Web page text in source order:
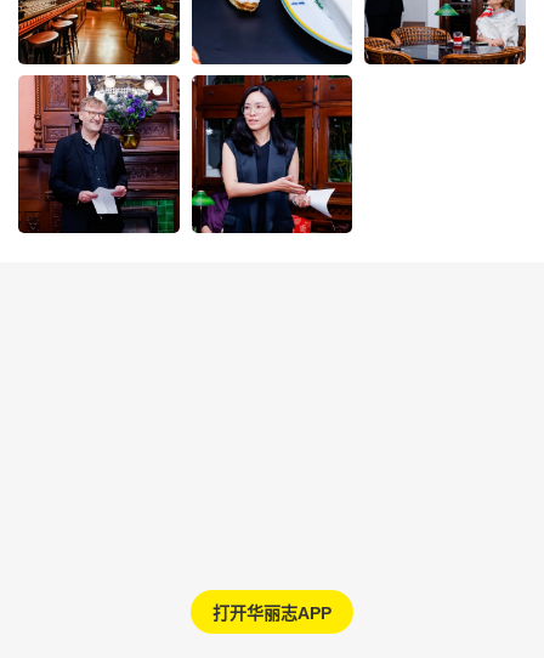
打开华丽志APP